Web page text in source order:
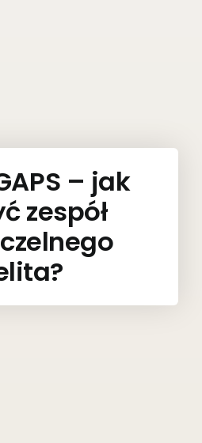
– jak
zespół